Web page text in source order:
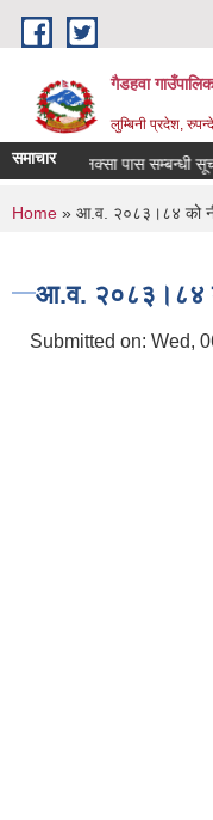
Skip to main content
गैडहवा
लुम्बिनी प्रदेश,
समाचार नक्सा पास सम्बन्धी सूचना
You are
Home » आ.व. २०८३।८४ को
आ.व. २०८३।८४
Submitted on: Wed,